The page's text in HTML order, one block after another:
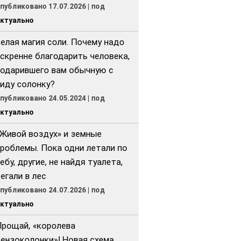
17.07.2026 | под
магия соли. Почему надо
благодарить человека,
вам обычную с
солонку?
24.05.2024 | под
воздух» и земные
Пока одни летали по
другие, не найдя туалета,
в лес
24.07.2026 | под
«королева